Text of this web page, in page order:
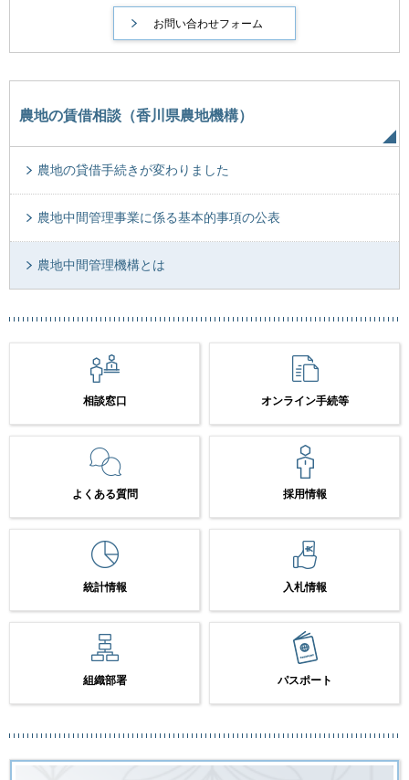
農地の賃借相談（香川県農地機構）
農地の貸借手続きが変わりました
農地中間管理事業に係る基本的事項の公表
農地中間管理機構とは
相談窓口 オンライン手続等
よくある質問 採用情報
統計情報 入札情報
組織部署 パスポート